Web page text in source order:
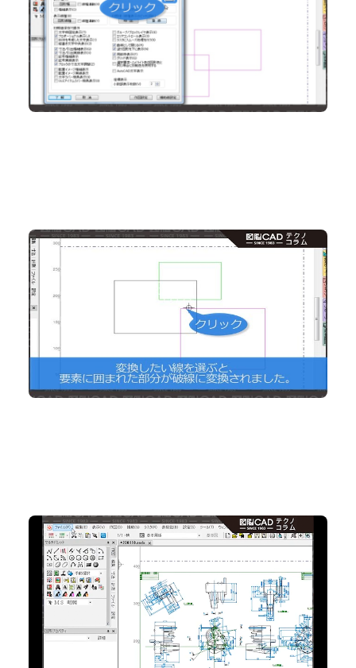
2D CAD
No.101 組み図を書かれる方必見！隠線処理の効率
アップ！
No.100 白紙？実は要素が隠れてるかも？図面内の
要素数を確認！
2D CAD